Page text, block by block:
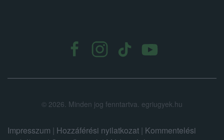
© 2026. Minden jog fenntartva. egriugyek.hu
Impresszum | Hozzáférési nyilatkozat | Kommentelési